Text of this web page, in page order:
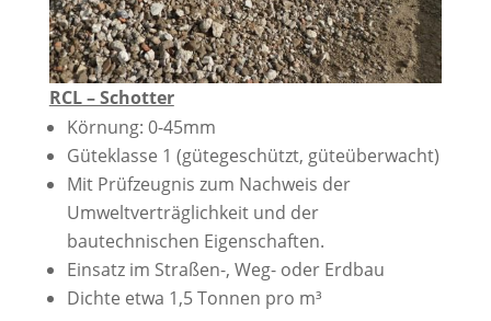
RCL – Schotter
Körnung: 0-45mm
Güteklasse 1 (gütegeschützt, güteüberwacht)
Mit Prüfzeugnis zum Nachweis der
Umweltverträglichkeit und der
bautechnischen Eigenschaften.
Einsatz im Straßen-, Weg- oder Erdbau
Dichte etwa 1,5 Tonnen pro m³